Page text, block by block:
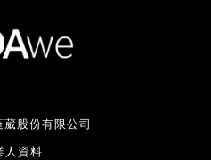
股份有限公司
人資料